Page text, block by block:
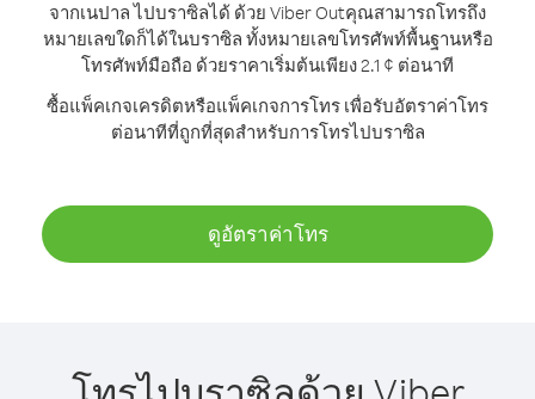
จากเนปาล ไปบราซิลได้ ด้วย Viber Outคุณสามารถโทรถึง
หมายเลขใดก็ได้ในบราซิล ทั้งหมายเลขโทรศัพท์พื้นฐานหรือ
โทรศัพท์มือถือ ด้วยราคาเริ่มต้นเพียง 2.1 ¢ ต่อนาที
ซื้อแพ็คเกจเครดิตหรือแพ็คเกจการโทร เพื่อรับอัตราค่าโทร
ต่อนาทีที่ถูกที่สุดสำหรับการโทรไปบราซิล
ดูอัตราค่าโทร